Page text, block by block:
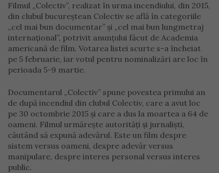
Filmul „Colectiv”, realizat în urma incendiului, din 2015,
din clubul bucureștean Colectiv se află în categoriile
„cel mai bun documentar” şi „cel mai bun lungmetraj
internaţional”, potrivit anunțului făcut de Academia
americană de film. Votarea listei scurte s-a încheiat
pe 5 februarie, iar votul pentru nominalizări are loc în
perioada 5-9 martie.
Documentarul „Colectiv” spune povestea primului an
de după incendiul din clubul Colectiv, care a avut loc
pe 30 octombrie 2015 și care a dus la moartea a 64 de
oameni. Filmul urmăreşte autorităţi şi jurnalişti,
căutând să expună adevărul. Este un film despre
sistem versus oameni, despre adevăr versus
manipulare, despre interes personal versus interes
public.